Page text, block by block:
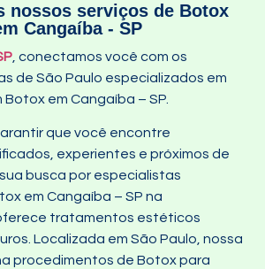
nossos serviços de Botox
Cangaíba - SP
, conectamos você com os
de São Paulo especializados em
em Cangaíba – SP.
que você encontre
experientes e próximos de
busca por especialistas
em Cangaíba – SP na
tratamentos estéticos
Localizada em São Paulo, nossa
procedimentos de Botox para